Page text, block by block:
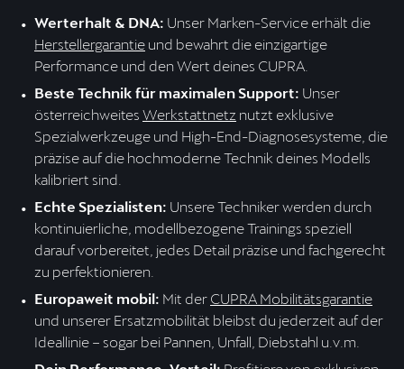
Werterhalt & DNA:
Herstellergarantie und bewahrt die einzigartige
Performance und den Wert deines CUPRA.
Beste Technik für maximalen Support: Unser
österreichweites Werkstattnetz nutzt exklusive
Spezialwerkzeuge und High-End-Diagnosesysteme, die
präzise auf die hochmoderne Technik deines Modells
kalibriert sind.
Echte Spezialisten: Unsere Techniker werden durch
kontinuierliche, modellbezogene Trainings speziell
darauf vorbereitet, jedes Detail präzise und fachgerecht
zu perfektionieren.
Europaweit mobil: Mit der CUPRA Mobilitätsgarantie
und unserer Ersatzmobilität bleibst du jederzeit auf der
Ideallinie – sogar bei Pannen, Unfall, Diebstahl u.v.m.